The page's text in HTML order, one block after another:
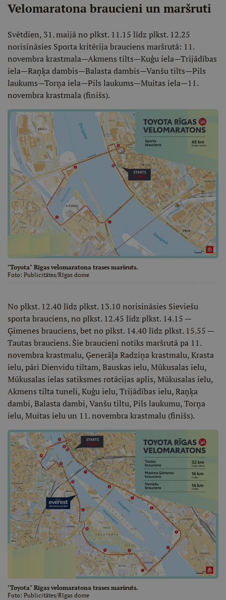
Velomaratona braucieni un maršruti
Svētdien, 31. maijā no plkst. 11.15 līdz plkst. 12.25
norisināsies Sporta kritērija brauciens maršrutā: 11.
novembra krastmala—Akmens tilts—Kuģu iela—Trijādības
iela—Raņķa dambis—Balasta dambis—Vanšu tilts—Pils
laukums—Torņa iela—Pils laukums—Muitas iela—11.
novembra krastmala (finišs).
"Toyota" Rīgas velomaratona trases maršruts.
Foto: Publicitātes/Rīgas dome
No plkst. 12.40 līdz plkst. 13.10 norisināsies Sieviešu
sporta brauciens, no plkst. 12.45 līdz plkst. 14.15 —
Ģimenes brauciens, bet no plkst. 14.40 līdz plkst. 15.55 —
Tautas brauciens. Šie braucieni notiks maršrutā pa 11.
novembra krastmalu, Ģenerāļa Radziņa krastmalu, Krasta
ielu, pāri Dienvidu tiltam, Bauskas ielu, Mūkusalas ielu,
Mūkusalas ielas satiksmes rotācijas aplis, Mūkusalas ielu,
Akmens tilta tuneli, Kuģu ielu, Trijādības ielu, Raņķa
dambi, Balasta dambi, Vanšu tiltu, Pils laukumu, Torņa
ielu, Muitas ielu un 11. novembra krastmalu (finišs).
"Toyota" Rīgas velomaratona trases maršruts.
Foto: Publicitātes/Rīgas dome